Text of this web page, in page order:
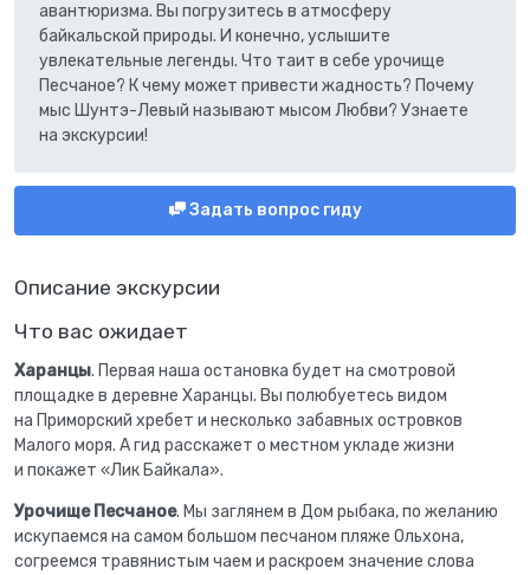
Описание экскурсии
Что вас ожидает
Харанцы. Первая наша остановка будет на смотровой
площадке в деревне Харанцы. Вы полюбуетесь видом
на Приморский хребет и несколько забавных островков
Малого моря. А гид расскажет о местном укладе жизни
и покажет «Лик Байкала».
Урочище Песчаное. Мы заглянем в Дом рыбака, по желанию
искупаемся на самом большом песчаном пляже Ольхона,
согреемся травянистым чаем и раскроем значение слова
авантюризма. Вы погрузитесь в атмосферу
байкальской природы. И конечно, услышите
увлекательные легенды. Что таит в себе урочище
Песчаное? К чему может привести жадность? Почему
мыс Шунтэ-Левый называют мысом Любви? Узнаете
на экскурсии!
Задать вопрос гиду